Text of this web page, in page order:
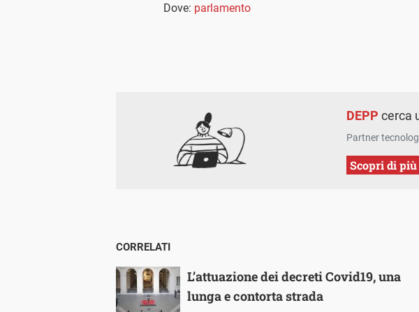
Dove: parlamento
DEPP cerca
Partner
Scopri di
CORRELATI
L’attuazione dei decreti Covid19, una
lunga e contorta strada